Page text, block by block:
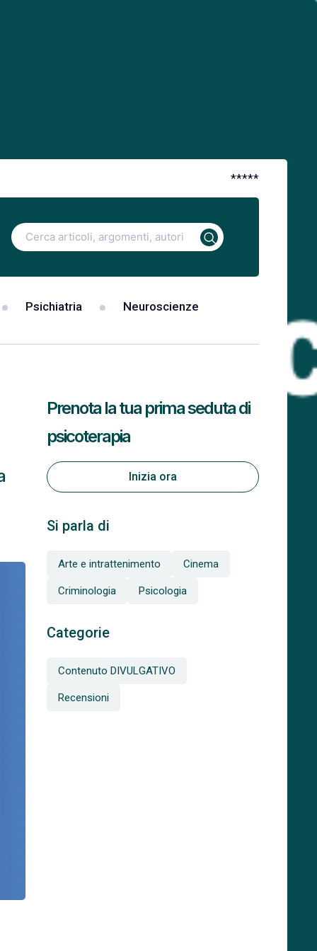
*****
Ricerca
per:
Psichiatria Neuroscienze
Si parla di
Arte e intrattenimento Cinema
Criminologia Psicologia
Categorie
Contenuto DIVULGATIVO
Recensioni
Prenota la tua prima seduta di
psicoterapia
Inizia ora